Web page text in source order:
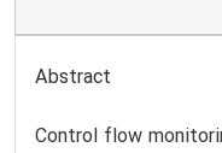
Abstract
Control flow